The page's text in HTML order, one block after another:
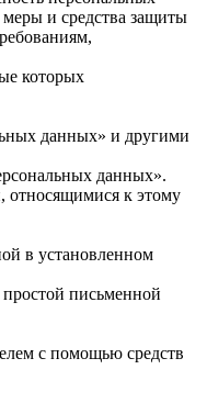
и средства защиты
которых
данных» и другими
данных».
относящимися к этому
в установленном
простой письменной
с помощью средств